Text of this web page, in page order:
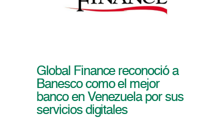
Global Finance reconoció a
Banesco como el mejor
banco en Venezuela por sus
servicios digitales